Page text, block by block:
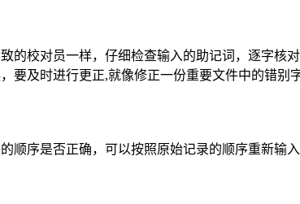
的校对员一样，仔细检查输入的助记词，逐字
要及时进行更正,就像修正一份重要文件中的错别字
顺序是否正确，可以按照原始记录的顺序重新